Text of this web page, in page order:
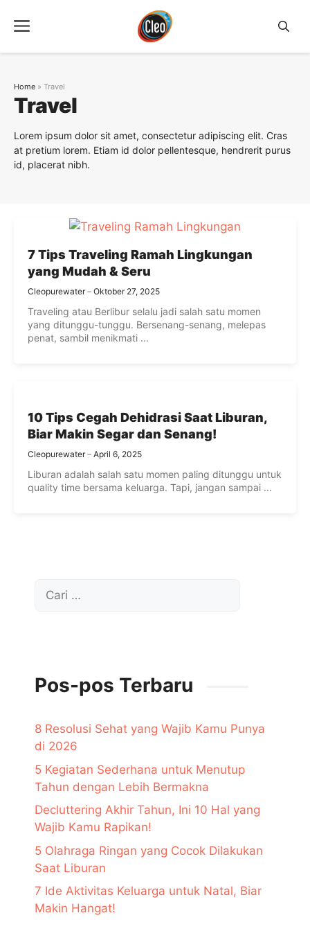
Menu
Travel
Lorem ipsum dolor sit amet, consectetur adipiscing elit. Cras
at pretium lorem. Etiam id dolor pellentesque, hendrerit purus
id, placerat nibh.
Home » Travel
7 Tips Traveling Ramah Lingkungan
yang Mudah & Seru
Cleopurewater Oktober 27, 2025
Traveling atau Berlibur selalu jadi salah satu momen
yang ditunggu-tunggu. Bersenang-senang, melepas
penat, sambil menikmati ...
10 Tips Cegah Dehidrasi Saat Liburan,
Biar Makin Segar dan Senang!
Cleopurewater April 6, 2025
Liburan adalah salah satu momen paling ditunggu untuk
quality time bersama keluarga. Tapi, jangan sampai ...
Cari
Pos-pos Terbaru
8 Resolusi Sehat yang Wajib Kamu Punya
di 2026
5 Kegiatan Sederhana untuk Menutup
Tahun dengan Lebih Bermakna
Decluttering Akhir Tahun, Ini 10 Hal yang
Wajib Kamu Rapikan!
5 Olahraga Ringan yang Cocok Dilakukan
Saat Liburan
7 Ide Aktivitas Keluarga untuk Natal, Biar
Makin Hangat!